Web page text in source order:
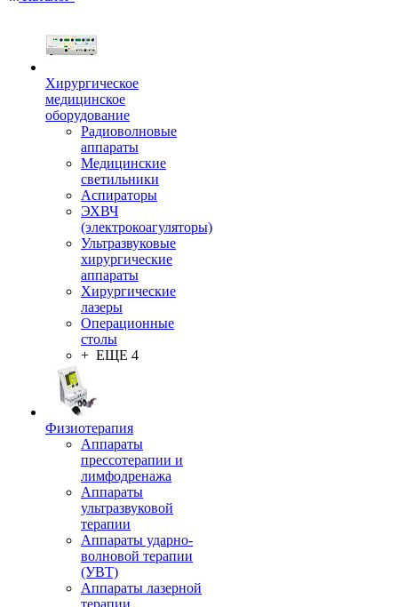
Хирургическое
медицинское
оборудование
Радиоволновые
аппараты
Медицинские
светильники
Аспираторы
ЭХВЧ
(электрокоагуляторы)
Ультразвуковые
хирургические
аппараты
Хирургические
лазеры
Операционные
столы
+ ЕЩЕ 4
Физиотерапия
Аппараты
прессотерапии и
лимфодренажа
Аппараты
ультразвуковой
терапии
Аппараты ударно-
волновой терапии
(УВТ)
Аппараты лазерной
терапии